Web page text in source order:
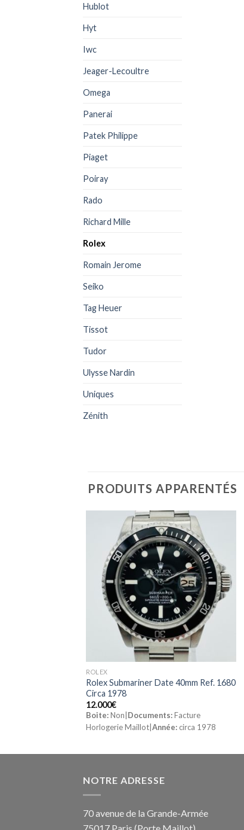
Hublot
Hyt
Iwc
Jeager-Lecoultre
Omega
Panerai
Patek Philippe
Piaget
Poiray
Rado
Richard Mille
Rolex
Romain Jerome
Seiko
Tag Heuer
Tissot
Tudor
Ulysse Nardin
Uniques
Zénith
PRODUITS APPARENTÉS
ROLEX
Rolex Submariner Date 40mm Ref. 1680
Circa 1978
12.000€
Boite:Non| Documents:Facture
Horlogerie Maillot| Année: circa 1978
NOTRE ADRESSE
70 avenue de la Grande-Armée